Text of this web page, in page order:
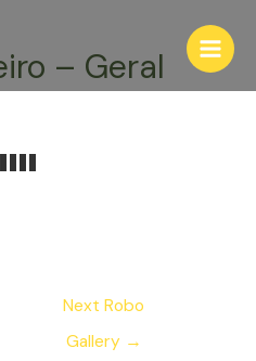
Main
– Geral
Next Robo
Gallery →